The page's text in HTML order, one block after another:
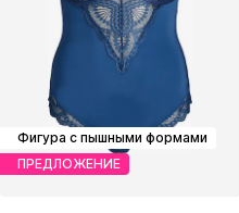
Фигура с пышными формами
ПРЕДЛОЖЕНИЕ